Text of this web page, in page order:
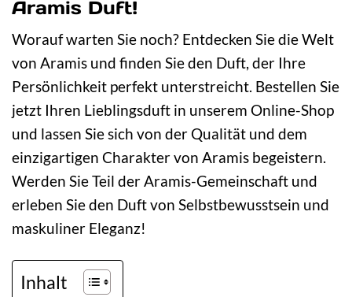
Aramis Duft!
Worauf warten Sie noch? Entdecken Sie die Welt
von Aramis und finden Sie den Duft, der Ihre
Persönlichkeit perfekt unterstreicht. Bestellen Sie
jetzt Ihren Lieblingsduft in unserem Online-Shop
und lassen Sie sich von der Qualität und dem
einzigartigen Charakter von Aramis begeistern.
Werden Sie Teil der Aramis-Gemeinschaft und
erleben Sie den Duft von Selbstbewusstsein und
maskuliner Eleganz!
Inhalt